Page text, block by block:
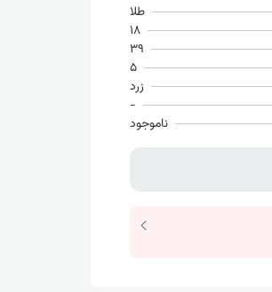
طلا
18
39
5
زرد
-
ناموجود